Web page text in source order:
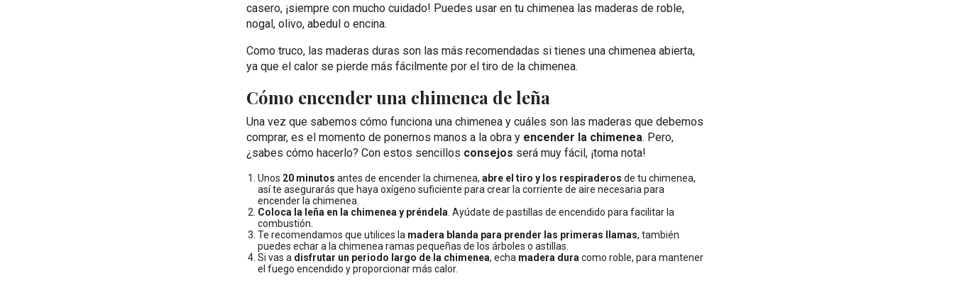
casero, ¡siempre con mucho cuidado! Puedes usar en tu chimenea las maderas de roble,
nogal, olivo, abedul o encina.
Como truco, las maderas duras son las más recomendadas si tienes una chimenea abierta,
ya que el calor se pierde más fácilmente por el tiro de la chimenea.
Cómo encender una chimenea de leña
Una vez que sabemos cómo funciona una chimenea y cuáles son las maderas que debemos
comprar, es el momento de ponernos manos a la obra y encender la chimenea. Pero,
¿sabes cómo hacerlo? Con estos sencillos consejos será muy fácil, ¡toma nota!
Unos 20 minutos antes de encender la chimenea, abre el tiro y los respiraderos de tu chimenea,
así te asegurarás que haya oxígeno suficiente para crear la corriente de aire necesaria para
encender la chimenea.
Coloca la leña en la chimenea y préndela . Ayúdate de pastillas de encendido para facilitar la
combustión.
Te recomendamos que utilices la madera blanda para prender las primeras llamas, también
puedes echar a la chimenea ramas pequeñas de los árboles o astillas.
Si vas a disfrutar un periodo largo de la chimenea, echa madera dura como roble, para mantener
el fuego encendido y proporcionar más calor.